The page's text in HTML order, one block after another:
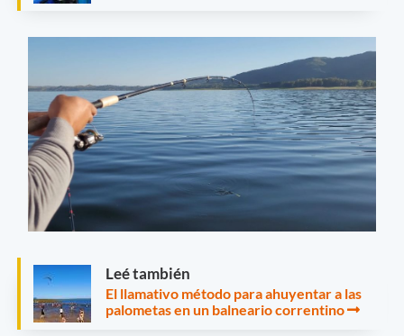
Leé también
El llamativo método para ahuyentar a las
palometas en un balneario correntino